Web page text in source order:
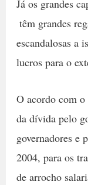
Já os grandes
 têm grandes
escandalosas a
lucros para o
O acordo com
da dívida pelo
governadores e
2004, para os
de arrocho